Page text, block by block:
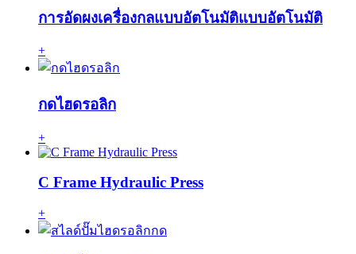
การอัดผงเครื่องกลแบบอัตโนมัติแบบอัตโนมัติ
+
กดไฮดรอลิก
+
C Frame Hydraulic Press
+